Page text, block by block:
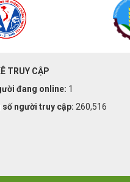
TRUY CẬP
đang online: 1
số người truy cập: 260,516